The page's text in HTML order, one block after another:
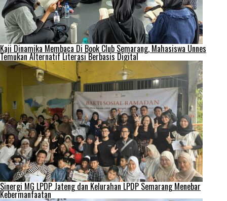
Kaji Dinamika Membaca Di Book Club Semarang, Mahasiswa Unnes
Temukan Alternatif Literasi Berbasis Digital
Sinergi MG LPDP Jateng dan Kelurahan LPDP Semarang Menebar
Kebermanfaatan